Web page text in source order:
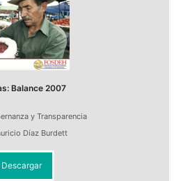
Balance 2007
y Transparencia
Díaz Burdett
Descargar